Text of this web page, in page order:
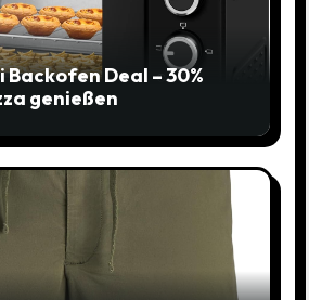
Backofen Deal – 30%
genießen